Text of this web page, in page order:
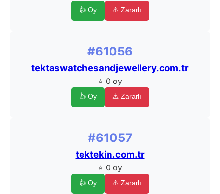
👍 Oy ⚠️ Zararlı
#61056
tektaswatchesandjewellery.com.tr
⭐ 0 oy
👍 Oy ⚠️ Zararlı
#61057
tektekin.com.tr
⭐ 0 oy
👍 Oy ⚠️ Zararlı